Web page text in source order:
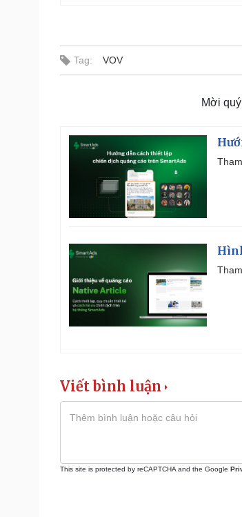
Tag: VOV
Mời
Viết bình luận
This site is protected by reCAPTCHA and the Google